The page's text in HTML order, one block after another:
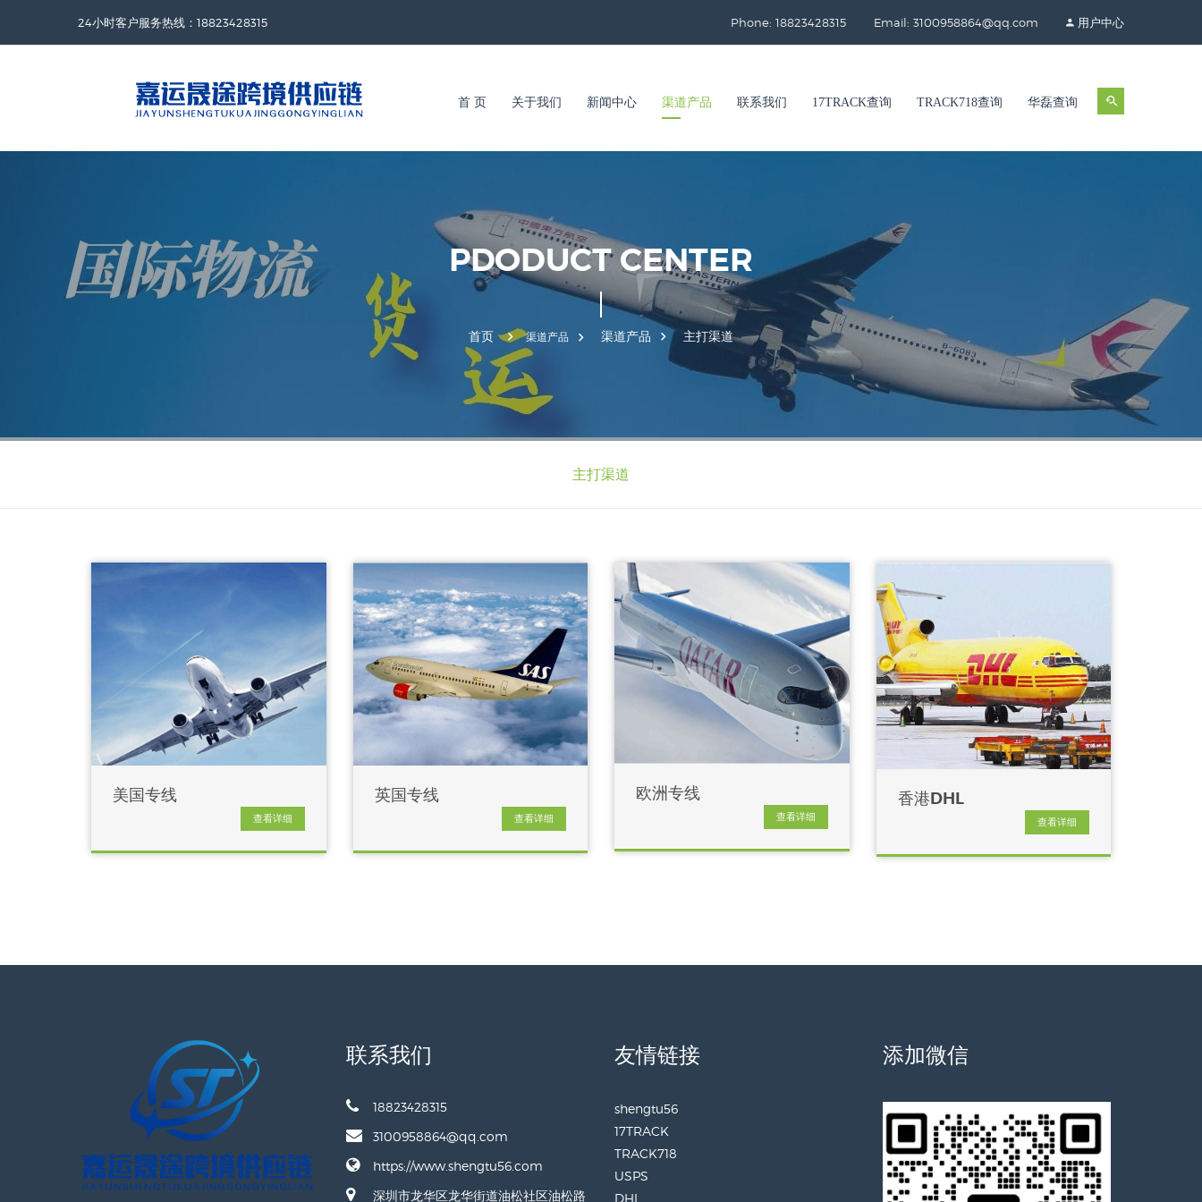
24小时客户服务热线：18823428315 Phone: 18823428315 Email: 3100958864@qq.com 用户中心
首 页 关于我们 新闻中心 渠道产品 联系我们 17TRACK查询 TRACK718查询 华磊查询
PDODUCT CENTER
首页 渠道产品 渠道产品 主打渠道
主打渠道
美国专线
查看详细
英国专线
查看详细
欧洲专线
查看详细
香港DHL
查看详细
联系我们
18823428315
3100958864@qq.com
https://www.shengtu56.com
深圳市龙华区龙华街道油松社区油松路
友情链接
shengtu56
17TRACK
TRACK718
USPS
DHL
添加微信